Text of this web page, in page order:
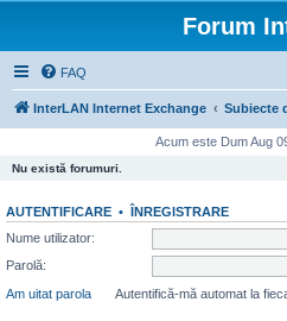
Forum
FAQ
InterLAN Internet Exchange Subiecte
Acum este Dum Aug
Nu există forumuri.
AUTENTIFICARE • ÎNREGISTRARE
Nume utilizator:
Parolă:
Am uitat parola
Autentifică-mă automat la